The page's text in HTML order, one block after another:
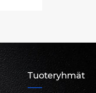
Tuoteryhmät